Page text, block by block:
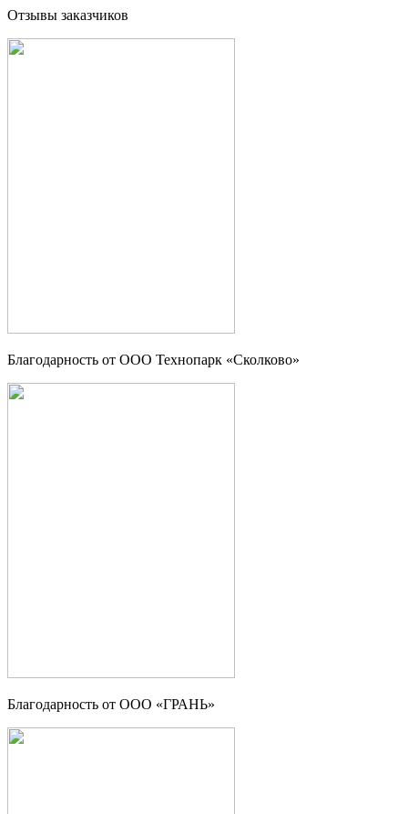
Отзывы заказчиков
Благодарность от OOO Технопарк «Сколково»
Благодарность от OOO «ГРАНЬ»